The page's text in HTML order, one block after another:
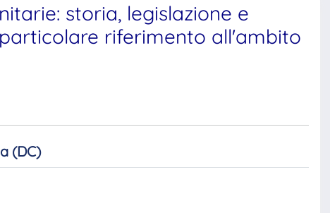
storia, legislazione e
riferimento all'ambito
(DC)